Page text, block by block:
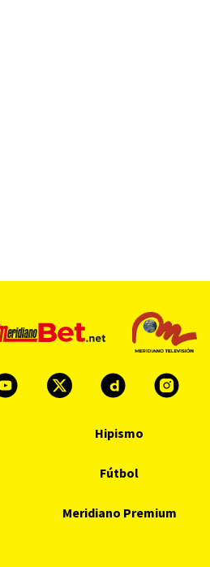
Hipismo
Fútbol
Meridiano Premium